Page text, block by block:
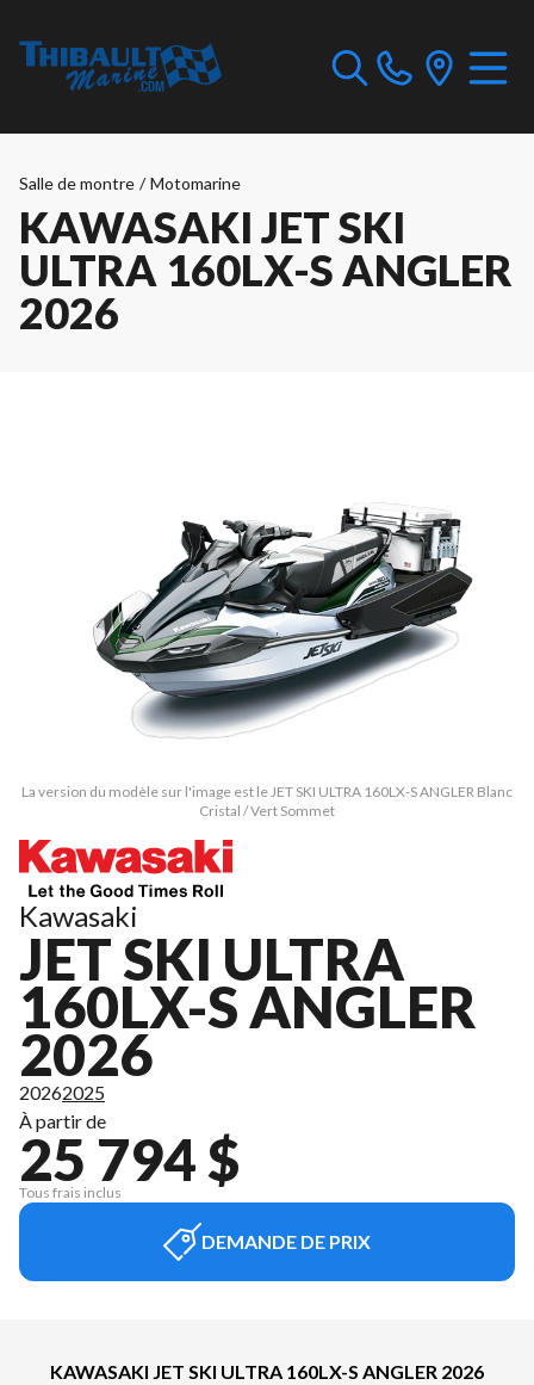
Salle de montre / Motomarine
KAWASAKI JET SKI
ULTRA 160LX-S ANGLER
2026
La version du modèle sur l'image est le JET SKI ULTRA 160LX-S ANGLER Blanc
Cristal / Vert Sommet
Kawasaki
JET SKI ULTRA
160LX-S ANGLER
2026
20262025
À partir de
25 794 $
Tous frais inclus
DEMANDE DE PRIX
KAWASAKI JET SKI ULTRA 160LX-S ANGLER 2026